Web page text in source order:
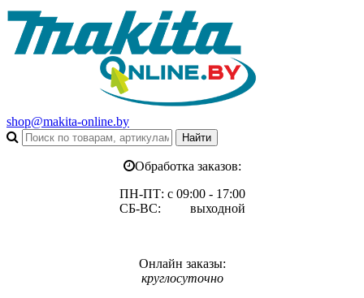
shop@makita-online.by
Обработка заказов:
ПН-ПТ: с 09:00 - 17:00
СБ-ВС: выходной
Онлайн заказы:
круглосуточно